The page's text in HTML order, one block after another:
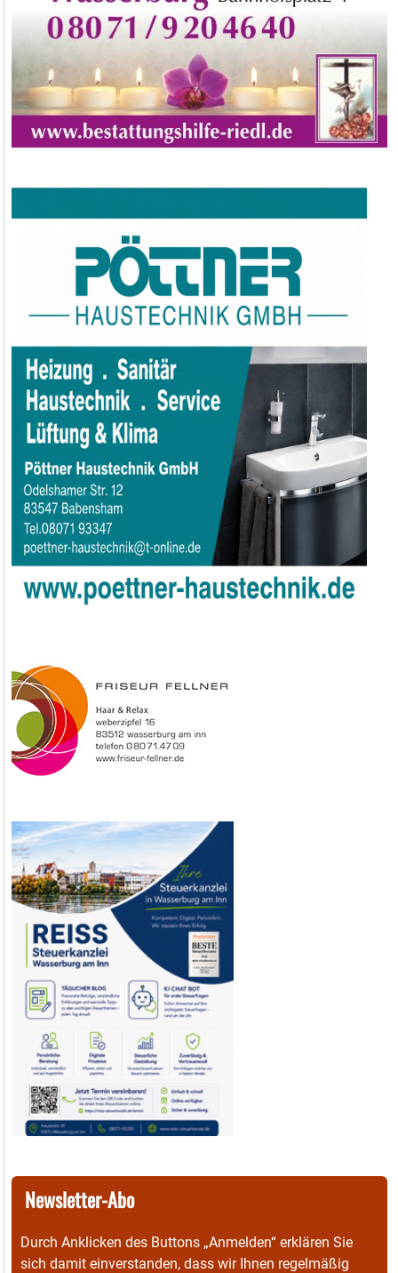
Newsletter-Abo
Durch Anklicken des Buttons „Anmelden“ erklären Sie
sich damit einverstanden, dass wir Ihnen regelmäßig